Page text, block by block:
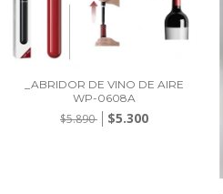
_ABRIDOR DE VINO DE AIRE
WP-0608A
$5.890 $5.300